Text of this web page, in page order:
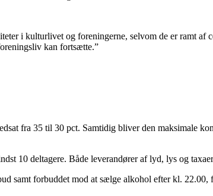
i kulturlivet og foreningerne, selvom de er ramt af
kan fortsætte.”
fra 35 til 30 pct. Samtidig bliver den maksimale
10 deltagere. Både leverandører af lyd, lys og
samt forbuddet mod at sælge alkohol efter kl. 22.00,